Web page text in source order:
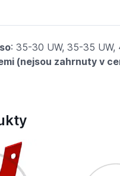
: 35-30 UW, 35-35
(nejsou zahrnuty v